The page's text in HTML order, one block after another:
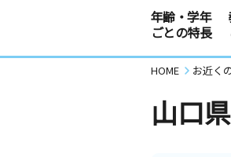
年齢・学年
ごとの特長
HOME お近く
山口